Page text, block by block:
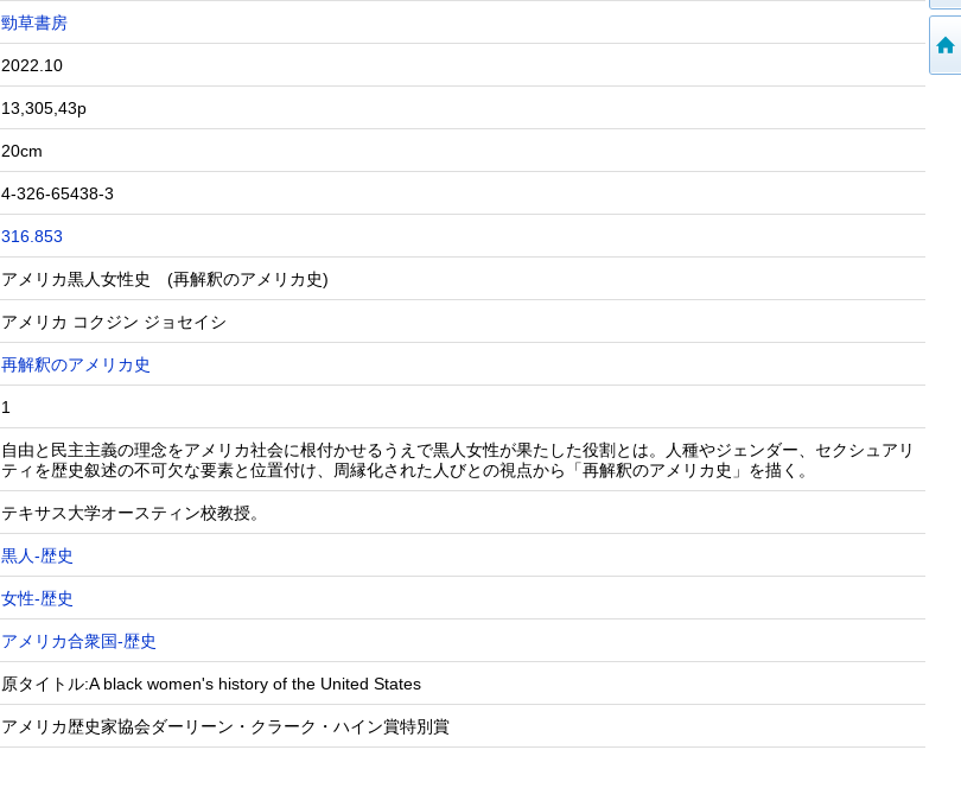
勁草書房
2022.10
13,305,43p
20cm
4-326-65438-3
316.853
アメリカ黒人女性史 (再解釈のアメリカ史)
アメリカ コクジン ジョセイシ
再解釈のアメリカ史
1
自由と民主主義の理念をアメリカ社会に根付かせるうえで黒人女性が果たした役割とは。人種やジェンダー、セクシュアリ
ティを歴史叙述の不可欠な要素と位置付け、周縁化された人びとの視点から「再解釈のアメリカ史」を描く。
テキサス大学オースティン校教授。
黒人-歴史
女性-歴史
アメリカ合衆国-歴史
原タイトル:A black women's history of the United States
アメリカ歴史家協会ダーリーン・クラーク・ハイン賞特別賞